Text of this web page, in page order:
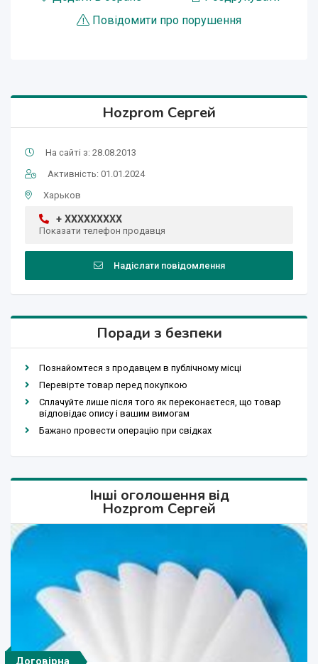
Повідомити про порушення
Hozprom Сергей
На сайті з: 28.08.2013
Активність: 01.01.2024
Харьков
+ XXXXXXXXX
Показати телефон продавця
Надіслати повідомлення
Поради з безпеки
Познайомтеся з продавцем в публічному місці
Перевірте товар перед покупкою
Сплачуйте лише після того як переконаєтеся, що товар
відповідає опису і вашим вимогам
Бажано провести операцію при свідках
Інші оголошення від
Hozprom Сергей